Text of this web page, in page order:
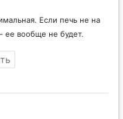
Если печь не на
ее вообще не будет.